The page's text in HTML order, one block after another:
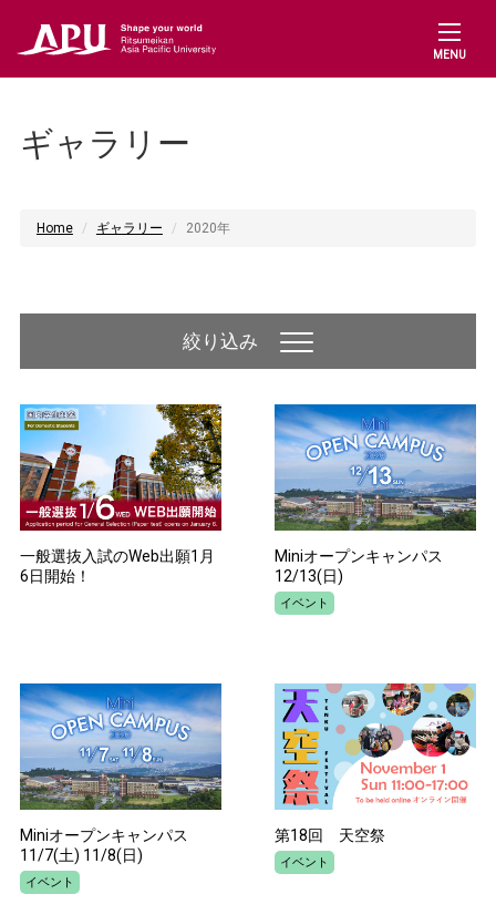
MENU
ギャラリー
Home ギャラリー 2020年
一般選抜入試のWeb出願1月
6日開始！
Miniオープンキャンパス
12/13(日)
イベント
Miniオープンキャンパス
11/7(土) 11/8(日)
イベント
第18回 天空祭
イベント